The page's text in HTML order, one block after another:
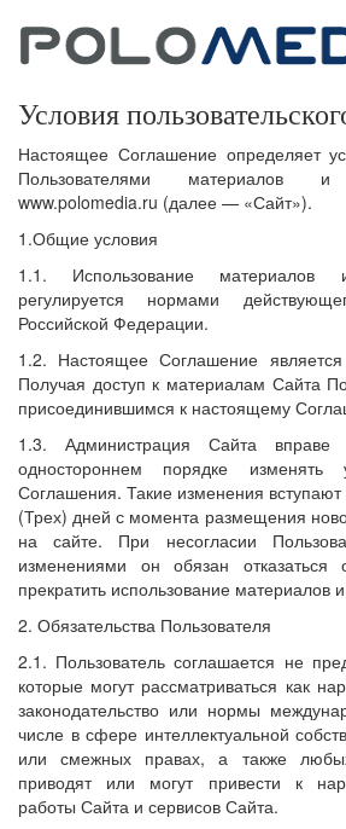
Условия
Настоящее Соглашение определяет
Пользователями материалов
www.polomedia.ru (далее — «Сайт»).
1.Общие условия
1.1. Использование
регулируется нормами
Российской Федерации.
1.2. Настоящее Соглашение
Получая доступ к материалам Сайта
присоединившимся к настоящему
1.3. Администрация Сайта
одностороннем порядке изменять
Соглашения. Такие изменения вступают
(Трех) дней с момента размещения
на сайте. При несогласии
изменениями он обязан
прекратить использование материалов
2. Обязательства Пользователя
2.1. Пользователь соглашается не
которые могут рассматриваться как
законодательство или нормы
числе в сфере интеллектуальной
или смежных правах, а также
приводят или могут привести к
работы Сайта и сервисов Сайта.